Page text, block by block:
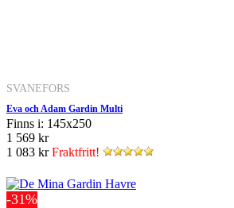
SVANEFORS
Eva och Adam Gardin Multi
Finns i: 145x250
1 569 kr
1 083 krFraktfritt!
-31%